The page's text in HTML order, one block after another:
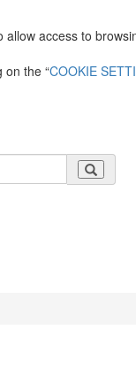
access to
on the “COOKIE